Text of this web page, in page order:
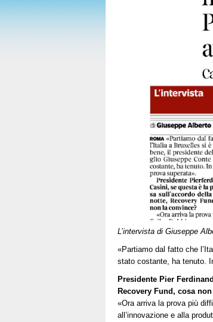
L’intervista di Giuseppe
«Partiamo dal fatto che
stato costante, ha tenuto.
Presidente Pier
Recovery Fund, cosa
«Ora arriva la prova più
all’innovazione e alla